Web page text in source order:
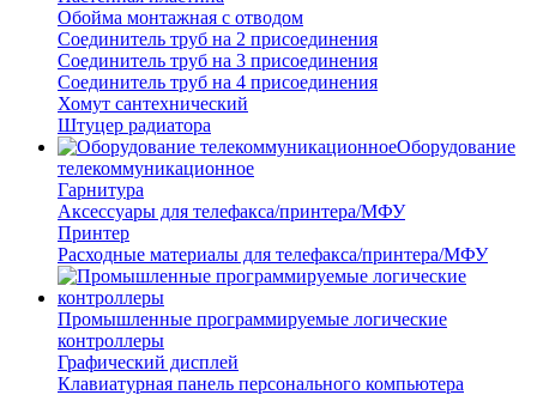
Обойма монтажная с отводом
Соединитель труб на 2 присоединения
Соединитель труб на 3 присоединения
Соединитель труб на 4 присоединения
Хомут сантехнический
Штуцер радиатора
Оборудование
телекоммуникационное
Гарнитура
Аксессуары для телефакса/принтера/МФУ
Принтер
Расходные материалы для телефакса/принтера/МФУ
Промышленные программируемые логические
контроллеры
Графический дисплей
Клавиатурная панель персонального компьютера